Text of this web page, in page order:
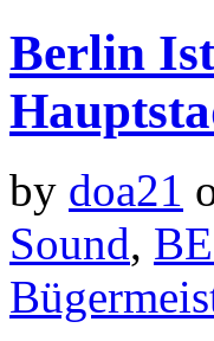
Berlin
by doa21
Sound,